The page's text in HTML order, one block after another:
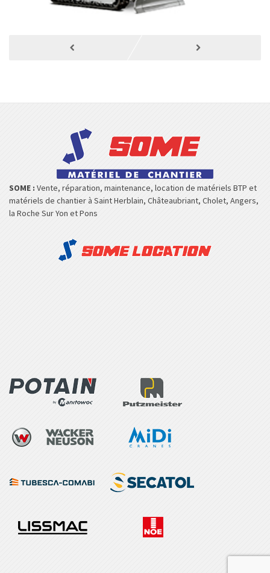
SOME : Vente, réparation, maintenance, location de matériels BTP et
matériels de chantier à Saint Herblain, Châteaubriant, Cholet, Angers,
la Roche Sur Yon et Pons